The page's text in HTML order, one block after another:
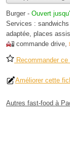
Burger - Ouvert
Services : sandwichs
adaptée, places
commande drive,
Recommander ce
Améliorer cette
Autres fast-food à